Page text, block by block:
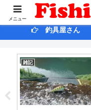
ホ ー ム
釣具屋さん
雑記
メニュー